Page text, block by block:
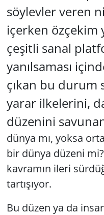
söylevler veren
içerken özçekim
çeşitli sanal
yanılsaması
çıkan bu durum
yarar ilkelerini,
düzenini
dünya mı, yoksa
bir dünya düzeni
kavramın ileri
tartışıyor.
Bu düzen ya da